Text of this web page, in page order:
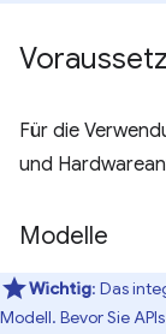
Für die
und
Modelle
Wichtig: Das
Modell. Bevor Sie